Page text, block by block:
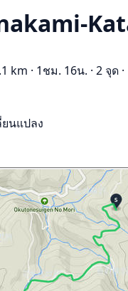
km · 1ชม. 16น. · 2 จุด ·
นแปลง